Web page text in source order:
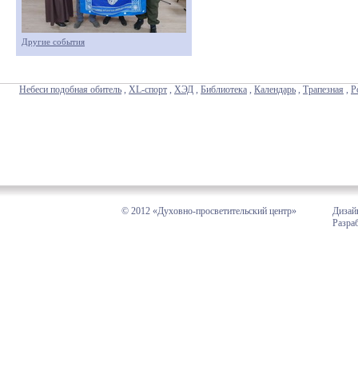
Другие события
Небеси подобная обитель , XL-спорт , ХЭД , Библиотека , Календарь , Трапезная ,
© 2012 «Духовно-просветительский центр»